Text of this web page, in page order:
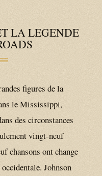
LA LEGENDE
figures de la
le Mississippi,
des circonstances
vingt-neuf
chansons ont change
Johnson